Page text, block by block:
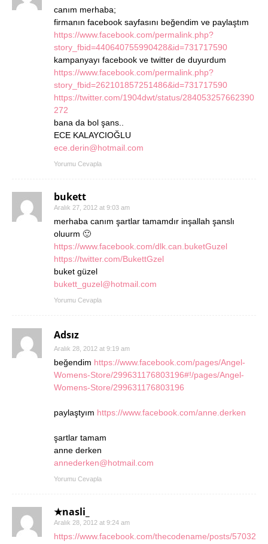
canım merhaba;
firmanın facebook sayfasını beğendim ve paylaştım
https://www.facebook.com/permalink.php?
story_fbid=440640755990428&id=731717590
kampanyayı facebook ve twitter de duyurdum
https://www.facebook.com/permalink.php?
story_fbid=262101857251486&id=731717590
https://twitter.com/1904dwt/status/284053257662390
272
bana da bol şans..
ECE KALAYCIOĞLU
ece.derin@hotmail.com
Yorumu Cevapla
bukett
Aralık 27, 2012 at 9:03 am
merhaba canım şartlar tamamdır inşallah şanslı
oluurm 🙂
https://www.facebook.com/dlk.can.buketGuzel
https://twitter.com/BukettGzel
buket güzel
bukett_guzel@hotmail.com
Yorumu Cevapla
Adsız
Aralık 28, 2012 at 9:19 am
beğendim https://www.facebook.com/pages/Angel-
Womens-Store/299631176803196#!/pages/Angel-
Womens-Store/299631176803196
paylaştyım https://www.facebook.com/anne.derken
şartlar tamam
anne derken
annederken@hotmail.com
Yorumu Cevapla
★nasli_
Aralık 28, 2012 at 9:24 am
https://www.facebook.com/thecodename/posts/57032